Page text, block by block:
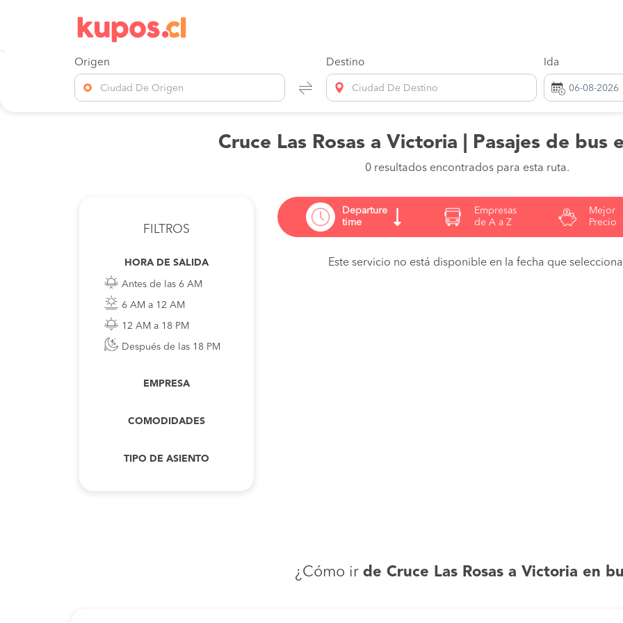
Origen
Ciudad De Origen
Destino
Ciudad De Destino
Ida
Cruce Las Rosas a Victoria | Pasajes de bus
0 resultados encontrados para esta ruta.
FILTROS
HORA DE SALIDA
Antes de las 6 AM
6 AM a 12 AM
12 AM a 18 PM
Después de las 18 PM
EMPRESA
COMODIDADES
TIPO DE ASIENTO
Departure
time
Empresas
de A a Z
Mejor
Precio
Este servicio no está disponible en la fecha que
¿Cómo ir de Cruce Las Rosas a Victoria en